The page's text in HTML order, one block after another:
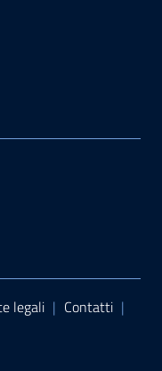
legali | Contatti |